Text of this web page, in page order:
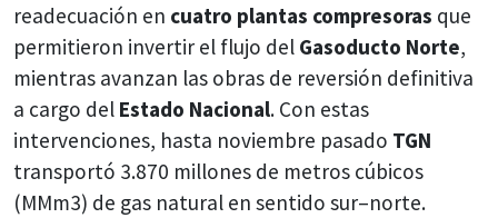
readecuación en cuatro plantas compresoras que
permitieron invertir el flujo del Gasoducto Norte,
mientras avanzan las obras de reversión definitiva
a cargo del Estado Nacional. Con estas
intervenciones, hasta noviembre pasado TGN
transportó 3.870 millones de metros cúbicos
(MMm3) de gas natural en sentido sur–norte.